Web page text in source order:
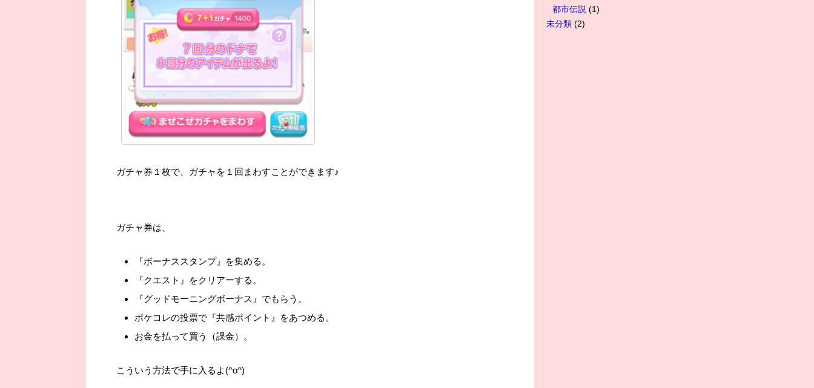
ガチャ券１枚で、ガチャを１回まわすことができます♪
ガチャ券は、
『ボーナススタンプ』を集める。
『クエスト』をクリアーする。
『グッドモーニングボーナス』でもらう。
ポケコレの投票で『共感ポイント』をあつめる。
お金を払って買う（課金）。
こういう方法で手に入るよ(^o^)
都市伝説 (1)
未分類 (2)